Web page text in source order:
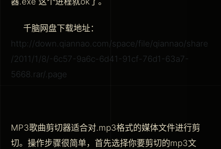
千脑网盘下载地址：
http://down.qiannao.com/space/file/qiannao/share
/2011/1/8/-6c57-9a6c-6d41-91cf-76d1-63a7-
5668.rar/.page
MP3歌曲剪切器适合对.mp3格式的媒体文件进行剪
切。操作步骤很简单，首先选择你要剪切的mp3文